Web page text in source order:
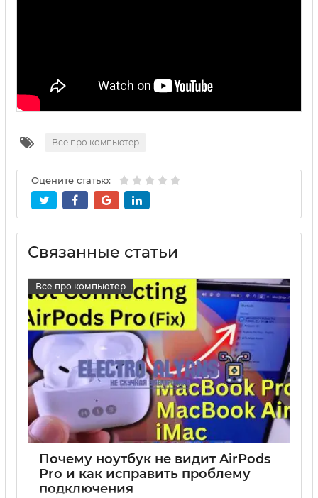
Все про компьютер
Оцените статью:
Связанные статьи
Все про компьютер
Почему ноутбук не видит AirPods
Pro и как исправить проблему
подключения